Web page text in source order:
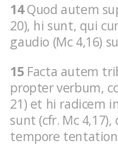
14Quod autem
20), hi sunt, qui
gaudio (Mc 4,16)
15Facta autem
propter verbum,
21) et hi radicem
sunt (cfr. Mc
tempore